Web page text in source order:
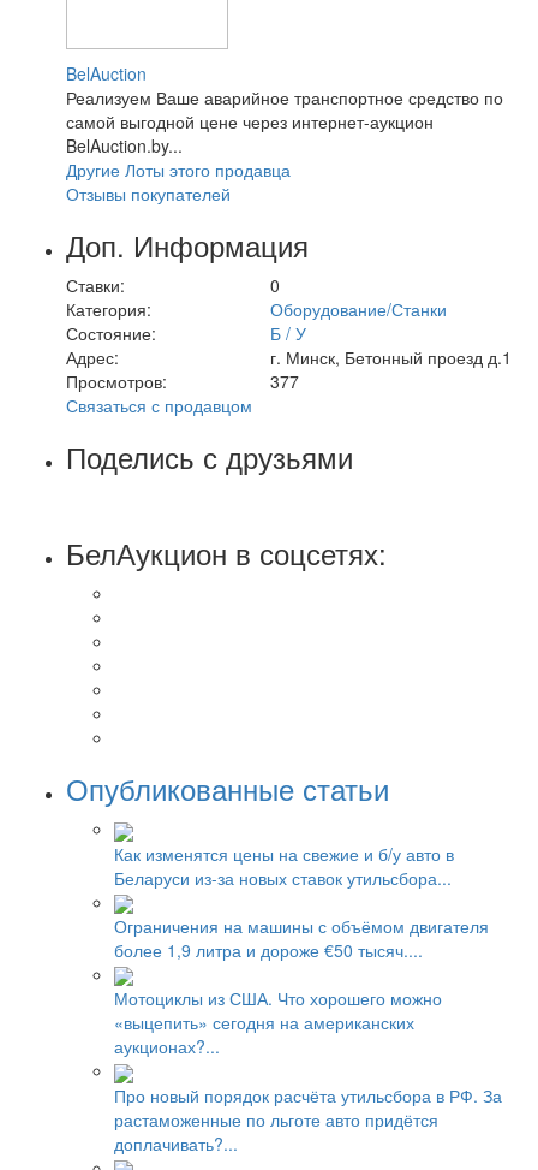
BelAuction
Реализуем Ваше аварийное транспортное средство по
самой выгодной цене через интернет-аукцион
BelAuction.by...
Другие Лоты этого продавца
Отзывы покупателей
Доп. Информация
Ставки:
0
Категория:
Оборудование/Станки
Состояние:
Б / У
Адрес:
г. Минск, Бетонный проезд д.1
Просмотров:
377
Связаться с продавцом
Поделись с друзьями
БелАукцион в соцсетях:
Опубликованные статьи
Как изменятся цены на свежие и б/у авто в
Беларуси из-за новых ставок утильсбора...
Ограничения на машины с объёмом двигателя
более 1,9 литра и дороже €50 тысяч....
Мотоциклы из США. Что хорошего можно
«выцепить» сегодня на американских
аукционах?...
Про новый порядок расчёта утильсбора в РФ. За
растаможенные по льготе авто придётся
доплачивать?...